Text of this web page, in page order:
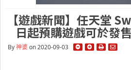
【遊戲新聞】任天堂
日起預購遊戲可於發
By神婆on 2020-09-03